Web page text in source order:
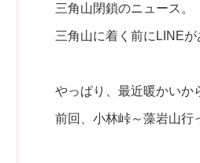
三角山閉鎖のニュース。
三角山に着く前にLINEが
やっぱり、最近暖かいか
前回、小林峠～藻岩山行